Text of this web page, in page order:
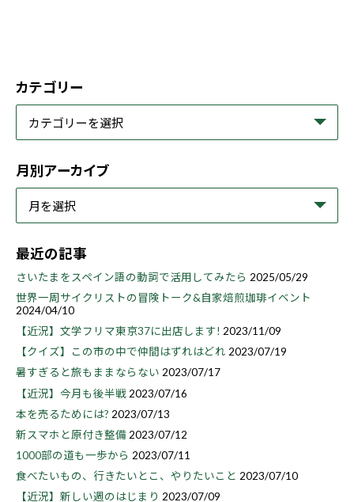
カテゴリー
月別アーカイブ
最近の記事
さいたまをスペイン語の動詞で活用してみたら 2025/05/29
世界一周サイクリストの冒険トーク&自家焙煎珈琲イベント
2024/04/10
【近況】文学フリマ東京37に出店します! 2023/11/09
【クイズ】この市の中で仲間はずれはどれ 2023/07/19
暑すぎると旅もままならない 2023/07/17
【近況】今月も後半戦 2023/07/16
本を売るためには? 2023/07/13
新スマホと原付き整備 2023/07/12
1000部の道も一歩から 2023/07/11
食べたいもの、行きたいとこ、やりたいこと 2023/07/10
【近況】新しい週のはじまり 2023/07/09